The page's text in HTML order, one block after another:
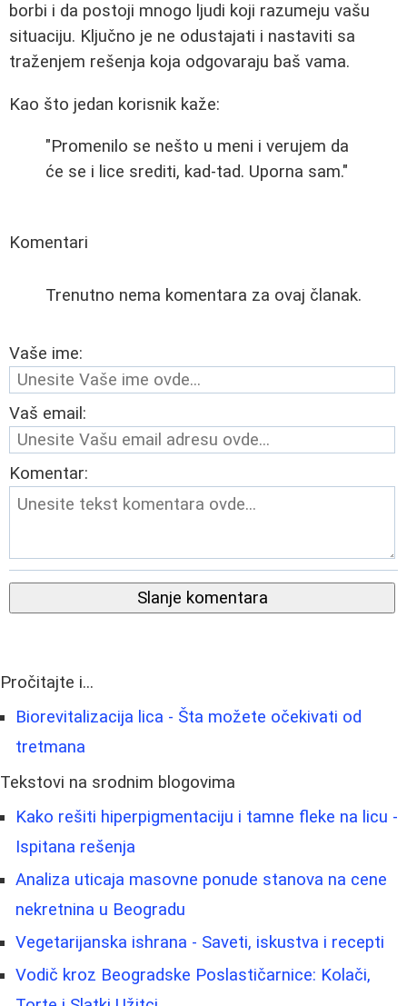
borbi i da postoji mnogo ljudi koji razumeju vašu
situaciju. Ključno je ne odustajati i nastaviti sa
traženjem rešenja koja odgovaraju baš vama.
Kao što jedan korisnik kaže:
"Promenilo se nešto u meni i verujem da
će se i lice srediti, kad-tad. Uporna sam."
Komentari
Trenutno nema komentara za ovaj članak.
Vaše ime:
Vaš email:
Komentar:
Slanje komentara
Pročitajte i...
Biorevitalizacija lica - Šta možete očekivati od
tretmana
Tekstovi na srodnim blogovima
Kako rešiti hiperpigmentaciju i tamne fleke na licu -
Ispitana rešenja
Analiza uticaja masovne ponude stanova na cene
nekretnina u Beogradu
Vegetarijanska ishrana - Saveti, iskustva i recepti
Vodič kroz Beogradske Poslastičarnice: Kolači,